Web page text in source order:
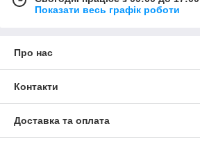
Показати весь графік роботи
Про нас
Контакти
Доставка та оплата